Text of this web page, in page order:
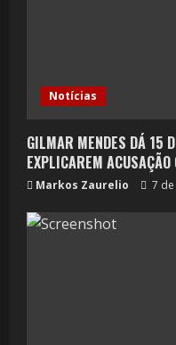
Notícias
GILMAR MENDES DÁ 15
EXPLICAREM
Markos Zaurelio 7